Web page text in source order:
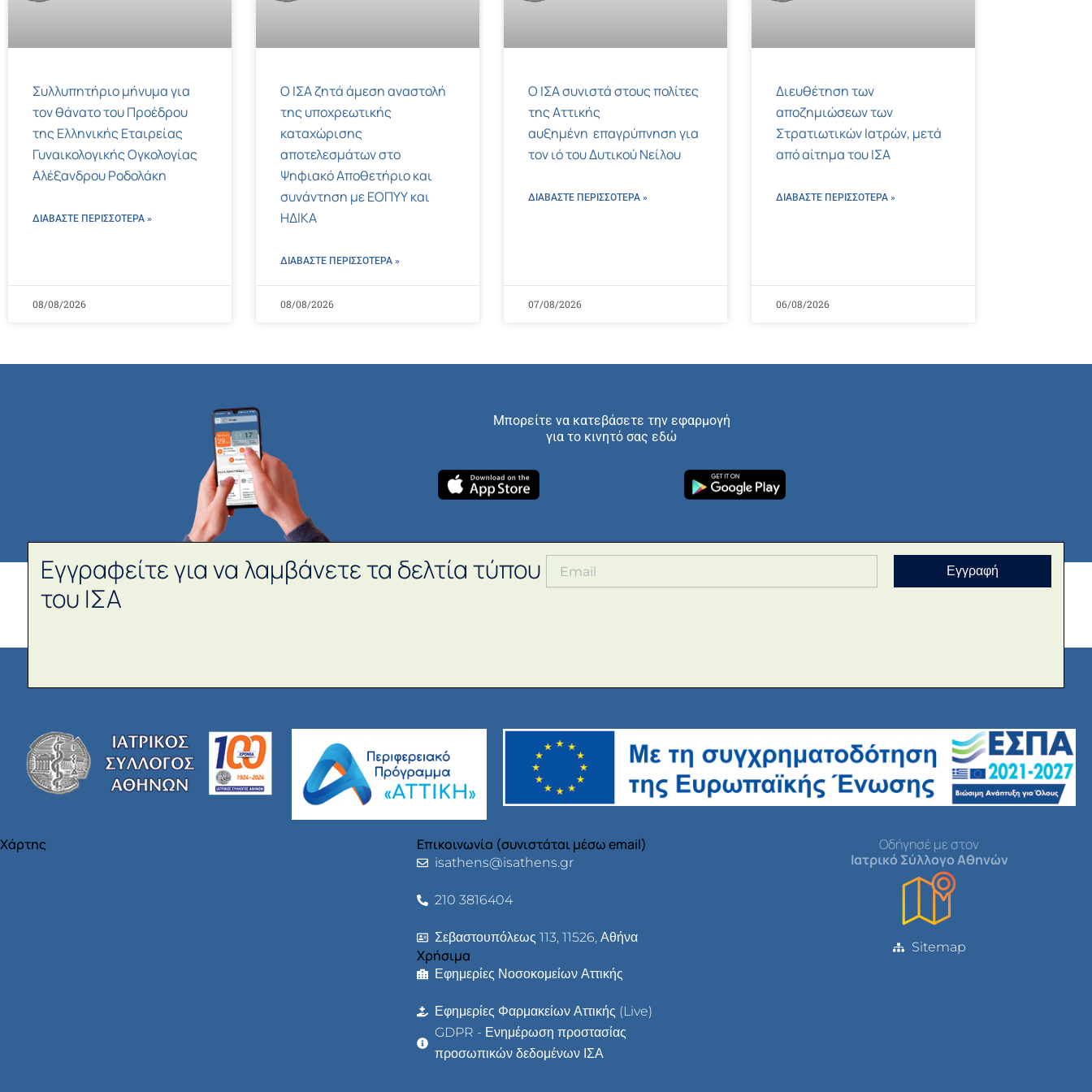
Συλλυπητήριο μήνυμα για
τον θάνατο του Προέδρου
της Ελληνικής Εταιρείας
Γυναικολογικής Ογκολογίας
Αλέξανδρου Ροδολάκη
ΔΙΑΒΑΣΤΕ ΠΕΡΙΣΣΌΤΕΡΑ »
08/08/2026
Ο ΙΣΑ ζητά άμεση αναστολή
της υποχρεωτικής
καταχώρισης
αποτελεσμάτων στο
Ψηφιακό Αποθετήριο και
συνάντηση με ΕΟΠΥΥ και
ΗΔΙΚΑ
ΔΙΑΒΑΣΤΕ ΠΕΡΙΣΣΌΤΕΡΑ »
08/08/2026
Ο ΙΣΑ συνιστά στους πολίτες
της Αττικής
αυξημένη επαγρύπνηση για
τον ιό του Δυτικού Νείλου
ΔΙΑΒΑΣΤΕ ΠΕΡΙΣΣΌΤΕΡΑ »
07/08/2026
Διευθέτηση των
αποζημιώσεων των
Στρατιωτικών Ιατρών, μετά
από αίτημα του ΙΣΑ
ΔΙΑΒΑΣΤΕ ΠΕΡΙΣΣΌΤΕΡΑ »
06/08/2026
Μπορείτε να κατεβάσετε την εφαρμογή
για το κινητό σας εδώ
Εγγραφείτε για να λαμβάνετε τα δελτία τύπου
του ΙΣΑ
Εγγραφή
Χάρτης Επικοινωνία (συνιστάται μέσω email)
isathens@isathens.gr
210 3816404
Σεβαστουπόλεως 113, 11526, Αθήνα
Χρήσιμα
Εφημερίες Νοσοκομείων Αττικής
Εφημερίες Φαρμακείων Αττικής (Live)
GDPR - Ενημέρωση προστασίας
προσωπικών δεδομένων ΙΣΑ
Οδήγησέ με στον
Ιατρικό Σύλλογο Αθηνών
Sitemap